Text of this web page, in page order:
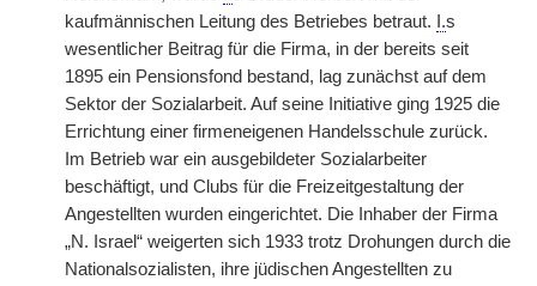
kaufmännischen Leitung des Betriebes betraut.
I.s
wesentlicher Beitrag für die Firma, in der bereits seit
1895 ein Pensionsfond bestand, lag zunächst auf dem
Sektor der Sozialarbeit. Auf seine Initiative ging 1925 die
Errichtung einer firmeneigenen Handelsschule zurück.
Im Betrieb war ein ausgebildeter Sozialarbeiter
beschäftigt, und Clubs für die Freizeitgestaltung der
Angestellten wurden eingerichtet. Die Inhaber der Firma
„N. Israel“ weigerten sich 1933 trotz Drohungen durch die
Nationalsozialisten, ihre jüdischen Angestellten zu